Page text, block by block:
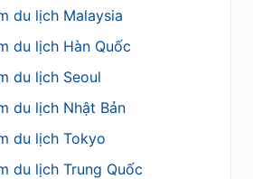
du lịch Malaysia
du lịch Hàn Quốc
du lịch Seoul
du lịch Nhật Bản
du lịch Tokyo
du lịch Trung Quốc